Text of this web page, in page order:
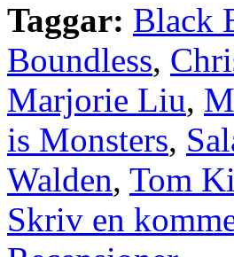
Taggar: Black
Boundless,
Marjorie Liu,
is Monsters,
Walden, Tom
Skriv en